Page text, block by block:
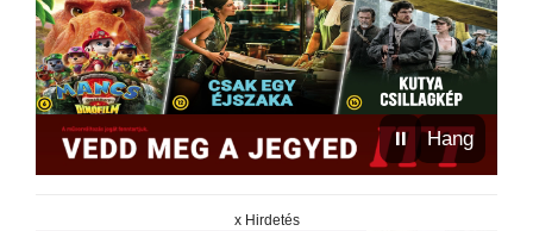
⏸ Hang
x Hirdetés